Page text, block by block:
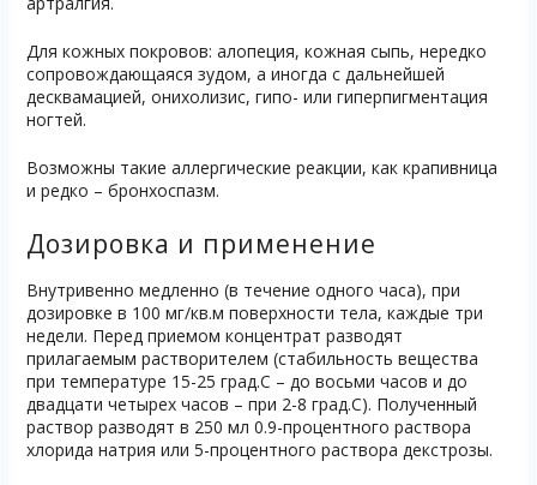
Для кожных покровов: алопеция, кожная сыпь, нередко
сопровождающаяся зудом, а иногда с дальнейшей
десквамацией, онихолизис, гипо- или гиперпигментация
ногтей.
Возможны такие аллергические реакции, как крапивница
и редко – бронхоспазм.
Дозировка и применение
Внутривенно медленно (в течение одного часа), при
дозировке в 100 мг/кв.м поверхности тела, каждые три
недели. Перед приемом концентрат разводят
прилагаемым растворителем (стабильность вещества
при температуре 15-25 град.С – до восьми часов и до
двадцати четырех часов – при 2-8 град.С). Полученный
раствор разводят в 250 мл 0.9-процентного раствора
хлорида натрия или 5-процентного раствора декстрозы.